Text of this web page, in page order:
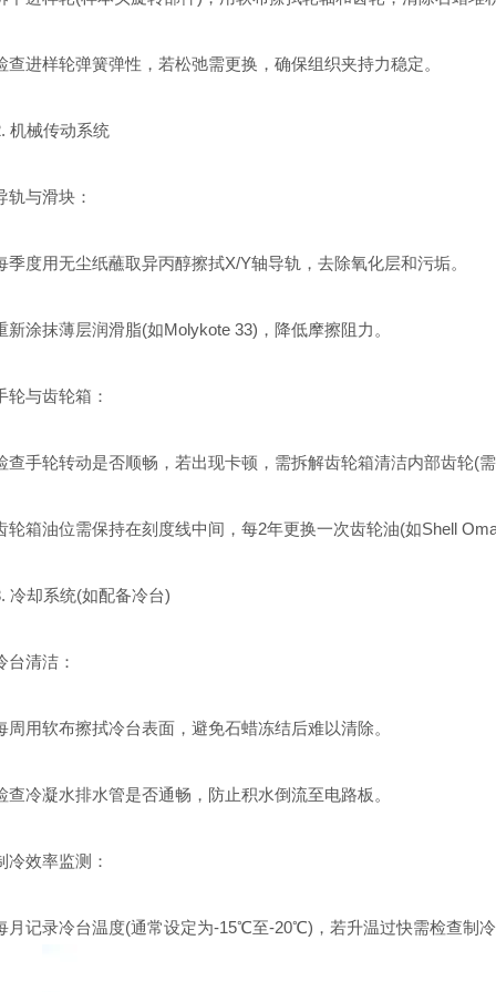
样轮弹簧弹性，若松弛需更换，确保组织夹持力稳定。
械传动系统
与滑块：
用无尘纸蘸取异丙醇擦拭X/Y轴导轨，去除氧化层和污垢。
抹薄层润滑脂(如Molykote 33)，降低摩擦阻力。
与齿轮箱：
轮转动是否顺畅，若出现卡顿，需拆解齿轮箱清洁内部齿轮(
油位需保持在刻度线中间，每2年更换一次齿轮油(如Shell
却系统(如配备冷台)
清洁：
软布擦拭冷台表面，避免石蜡冻结后难以清除。
凝水排水管是否通畅，防止积水倒流至电路板。
效率监测：
录冷台温度(通常设定为-15℃至-20℃)，若升温过快需检查制冷